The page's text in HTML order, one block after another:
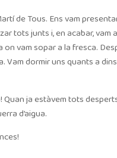
de Tous. Ens vam
tots junts i, en acabar, vam
on vam sopar a la fresca.
dormir uns quants a
ja estàvem tots
d’aigua.